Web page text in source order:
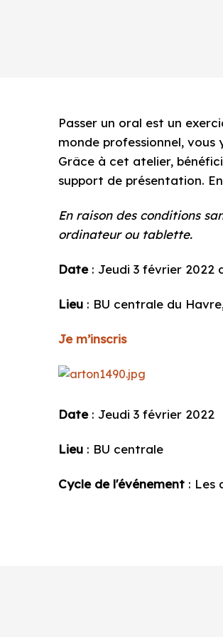
Passer un oral est un
monde professionnel,
Grâce à cet atelier,
support de présentation.
En raison des conditions
ordinateur ou tablette.
Date: Jeudi 3 février 2022
Lieu : BU centrale du
Je m’inscris
Date: Jeudi 3 février 2022
Lieu : BU centrale
Cycle de l'événement : Les